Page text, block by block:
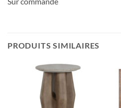
PRODUITS SIMILAIRES